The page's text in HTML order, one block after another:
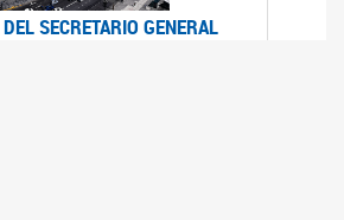
SECRETARIO GENERAL